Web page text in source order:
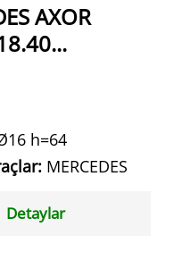
AXOR
h=64
MERCEDES
Detaylar